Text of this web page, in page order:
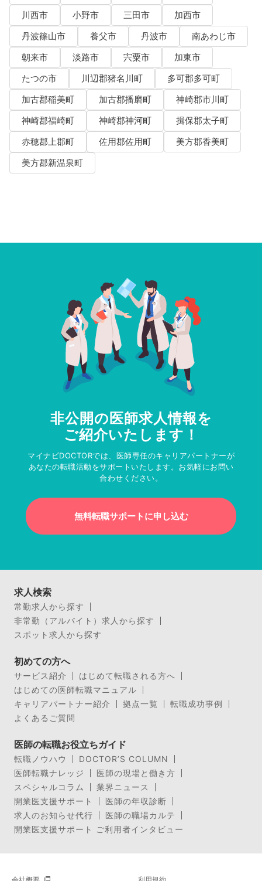
川西市
小野市 三田市
加西市
丹波篠山市
養父市 丹波市
南あわじ市
朝来市
淡路市 宍粟市
加東市
たつの市
川辺郡猪名川町
多可郡多可町
加古郡稲美町
加古郡播磨町
神崎郡市川町
神崎郡福崎町
神崎郡神河町
揖保郡太子町
赤穂郡上郡町
佐用郡佐用町
美方郡香美町
美方郡新温泉町
非公開の医師求人情報を
ご紹介いたします！
マイナビDOCTORでは、医師専任のキャリアパートナーが
あなたの転職活動をサポートいたします。お気軽にお問い
合わせください。
無料転職サポートに申し込む
求人検索
常勤求人から探す
非常勤（アルバイト）求人から探す
スポット求人から探す
初めての方へ
サービス紹介
はじめて転職される方へ
はじめての医師転職マニュアル
キャリアパートナー紹介
拠点一覧
転職成功事例
よくあるご質問
医師の転職お役立ちガイド
転職ノウハウ
DOCTOR’S COLUMN
医師転職ナレッジ
医師の現場と働き方
スペシャルコラム
業界ニュース
開業医支援サポート
医師の年収診断
求人のお知らせ代行
医師の職場カルテ
開業医支援サポート ご利用者インタビュー